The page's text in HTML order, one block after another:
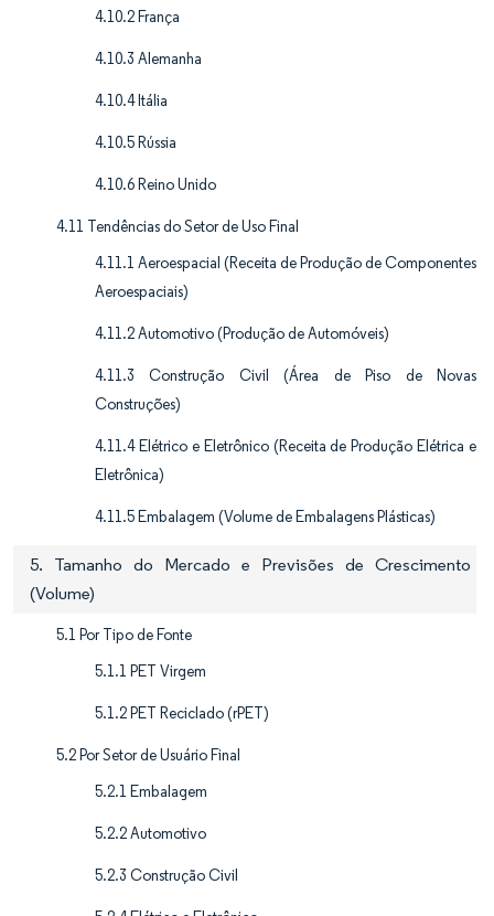
4.10.2 França
4.10.3 Alemanha
4.10.4 Itália
4.10.5 Rússia
4.10.6 Reino Unido
4.11 Tendências do Setor de Uso Final
4.11.1 Aeroespacial (Receita de Produção de Componentes
Aeroespaciais)
4.11.2 Automotivo (Produção de Automóveis)
4.11.3 Construção Civil (Área de Piso de Novas
Construções)
4.11.4 Elétrico e Eletrônico (Receita de Produção Elétrica e
Eletrônica)
4.11.5 Embalagem (Volume de Embalagens Plásticas)
5. Tamanho do Mercado e Previsões de Crescimento
(Volume)
5.1 Por Tipo de Fonte
5.1.1 PET Virgem
5.1.2 PET Reciclado (rPET)
5.2 Por Setor de Usuário Final
5.2.1 Embalagem
5.2.2 Automotivo
5.2.3 Construção Civil